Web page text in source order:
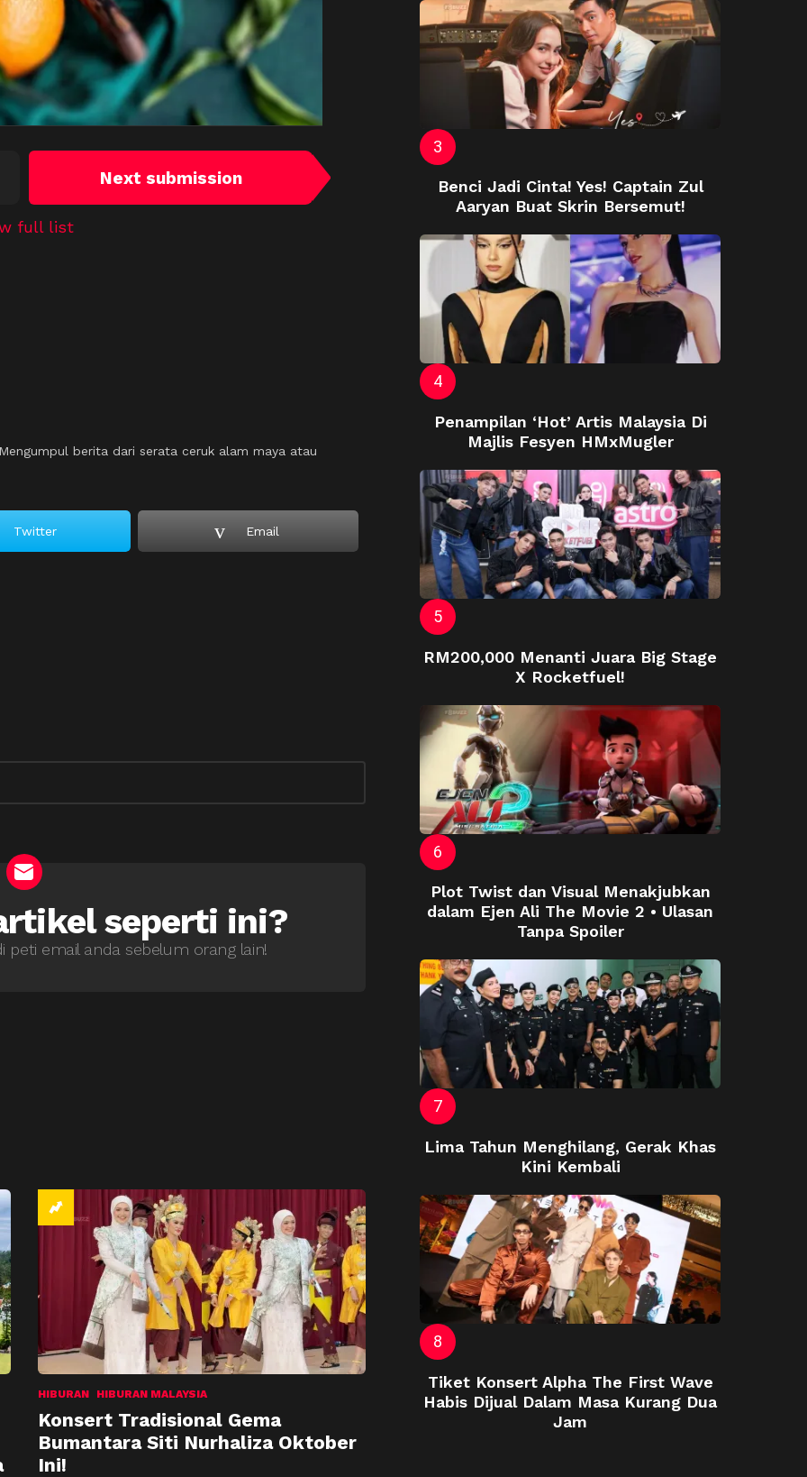
Next submission
full list
berita dari serata ceruk alam maya atau
Twitter Email
seperti ini?
peti email anda sebelum orang lain!
HIBURAN HIBURAN MALAYSIA
Konsert Tradisional Gema
Bumantara Siti Nurhaliza Oktober
Ini!
Benci Jadi Cinta! Yes! Captain Zul
Aaryan Buat Skrin Bersemut!
Penampilan ‘Hot’ Artis Malaysia Di
Majlis Fesyen HMxMugler
RM200,000 Menanti Juara Big Stage
X Rocketfuel!
Plot Twist dan Visual Menakjubkan
dalam Ejen Ali The Movie 2 • Ulasan
Tanpa Spoiler
Lima Tahun Menghilang, Gerak Khas
Kini Kembali
Tiket Konsert Alpha The First Wave
Habis Dijual Dalam Masa Kurang Dua
Jam